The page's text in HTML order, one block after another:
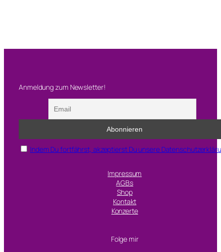
Anmeldung zum Newsletter!
Indem Du fortfährst, akzeptierst Du unsere
Impressum
AGBs
Shop
Kontakt
Konzerte
Folge mir